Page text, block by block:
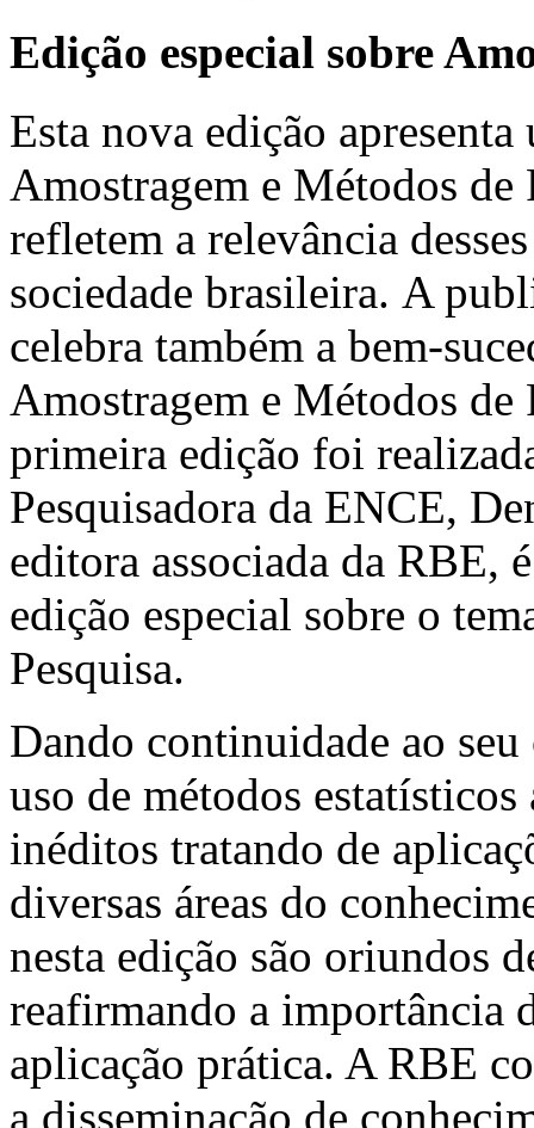
Edição especial sobre
Esta nova edição
Amostragem e Métodos de
refletem a relevância
sociedade brasileira. A
celebra também a bem-
Amostragem e Métodos
primeira edição foi
Pesquisadora da ENCE,
editora associada da RBE,
edição especial sobre o
Pesquisa.
Dando continuidade ao
uso de métodos
inéditos tratando de
diversas áreas do
nesta edição são oriundos
reafirmando a importância
aplicação prática. A RBE
a disseminação de